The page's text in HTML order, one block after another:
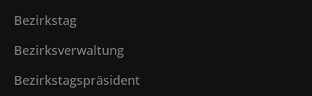
Bezirkstag
Bezirksverwaltung
Bezirkstagspräsident